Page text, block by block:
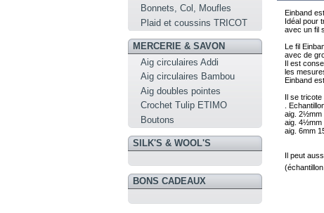
Bonnets, Col, Moufles
Plaid et coussins TRICOT
MERCERIE & SAVON
Aig circulaires Addi
Aig circulaires Bambou
Aig doubles pointes
Crochet Tulip ETIMO
Boutons
SILK'S & WOOL'S
BONS CADEAUX
Einband
Idéal pour
avec un fil
Le fil
Il est
les
Einband
Il se tricote
.
aig. 2½mm
aig. 4½mm
aig. 6mm
Il peut